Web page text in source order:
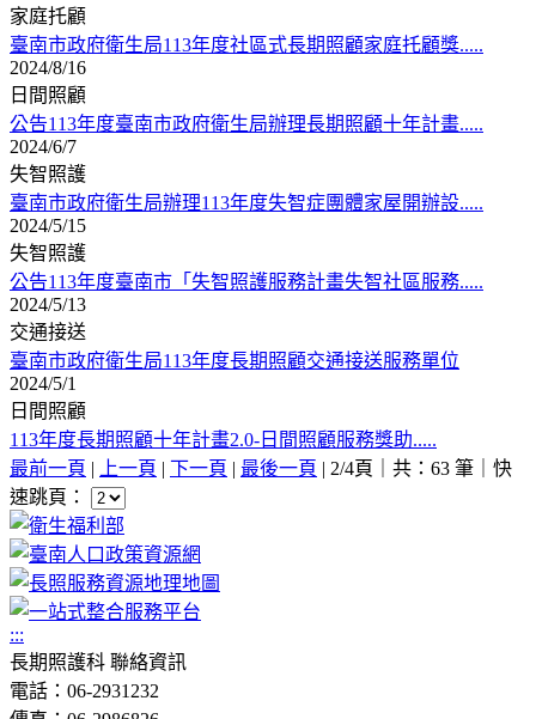
家庭托顧
臺南市政府衛生局113年度社區式長期照顧家庭托顧獎.....
2024/8/16
日間照顧
公告113年度臺南市政府衛生局辦理長期照顧十年計畫.....
2024/6/7
失智照護
臺南市政府衛生局辦理113年度失智症團體家屋開辦設.....
2024/5/15
失智照護
公告113年度臺南市「失智照護服務計畫失智社區服務.....
2024/5/13
交通接送
臺南市政府衛生局113年度長期照顧交通接送服務單位
2024/5/1
日間照顧
113年度長期照顧十年計畫2.0-日間照顧服務獎助.....
最前一頁 | 上一頁 | 下一頁 | 最後一頁 | 2/4頁｜共：63 筆｜ 快
速跳頁：
:::
長期照護科 聯絡資訊
電話：06-2931232